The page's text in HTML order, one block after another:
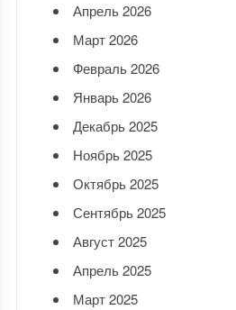
Апрель 2026
Март 2026
Февраль 2026
Январь 2026
Декабрь 2025
Ноябрь 2025
Октябрь 2025
Сентябрь 2025
Август 2025
Апрель 2025
Март 2025